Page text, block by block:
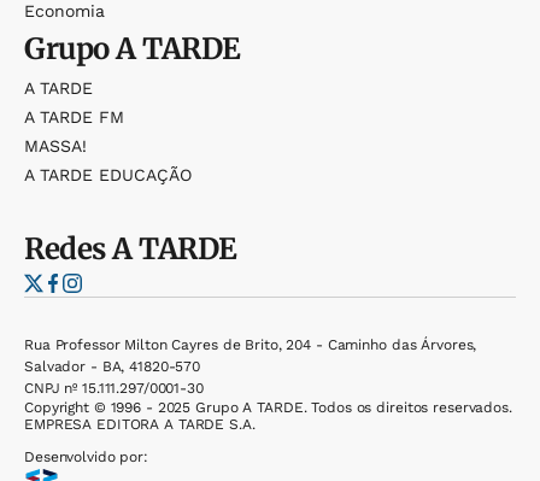
Economia
GrupoA TARDE
A TARDE
A TARDE FM
MASSA!
A TARDE EDUCAÇÃO
RedesA TARDE
Rua Professor Milton Cayres de Brito, 204 - Caminho das Árvores,
Salvador - BA, 41820-570
CNPJ nº 15.111.297/0001-30
Copyright © 1996 - 2025 Grupo A TARDE. Todos os direitos reservados.
EMPRESA EDITORA A TARDE S.A.
Desenvolvido por: